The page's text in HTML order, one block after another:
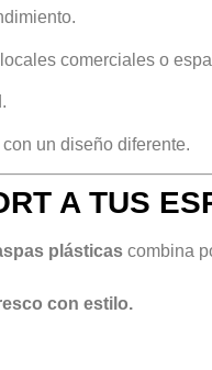
comerciales o
un diseño diferente.
A TUS
plásticas combina
con estilo.